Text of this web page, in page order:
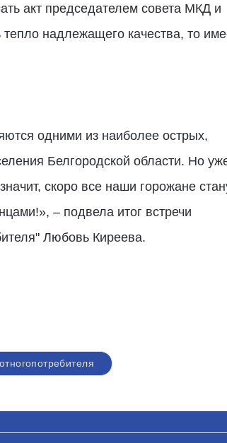
акт председателем совета МКД и
надлежащего качества, то
одними из наиболее острых,
Белгородской области. Но
скоро все наши горожане
– подвела итог встречи
Любовь Киреева.